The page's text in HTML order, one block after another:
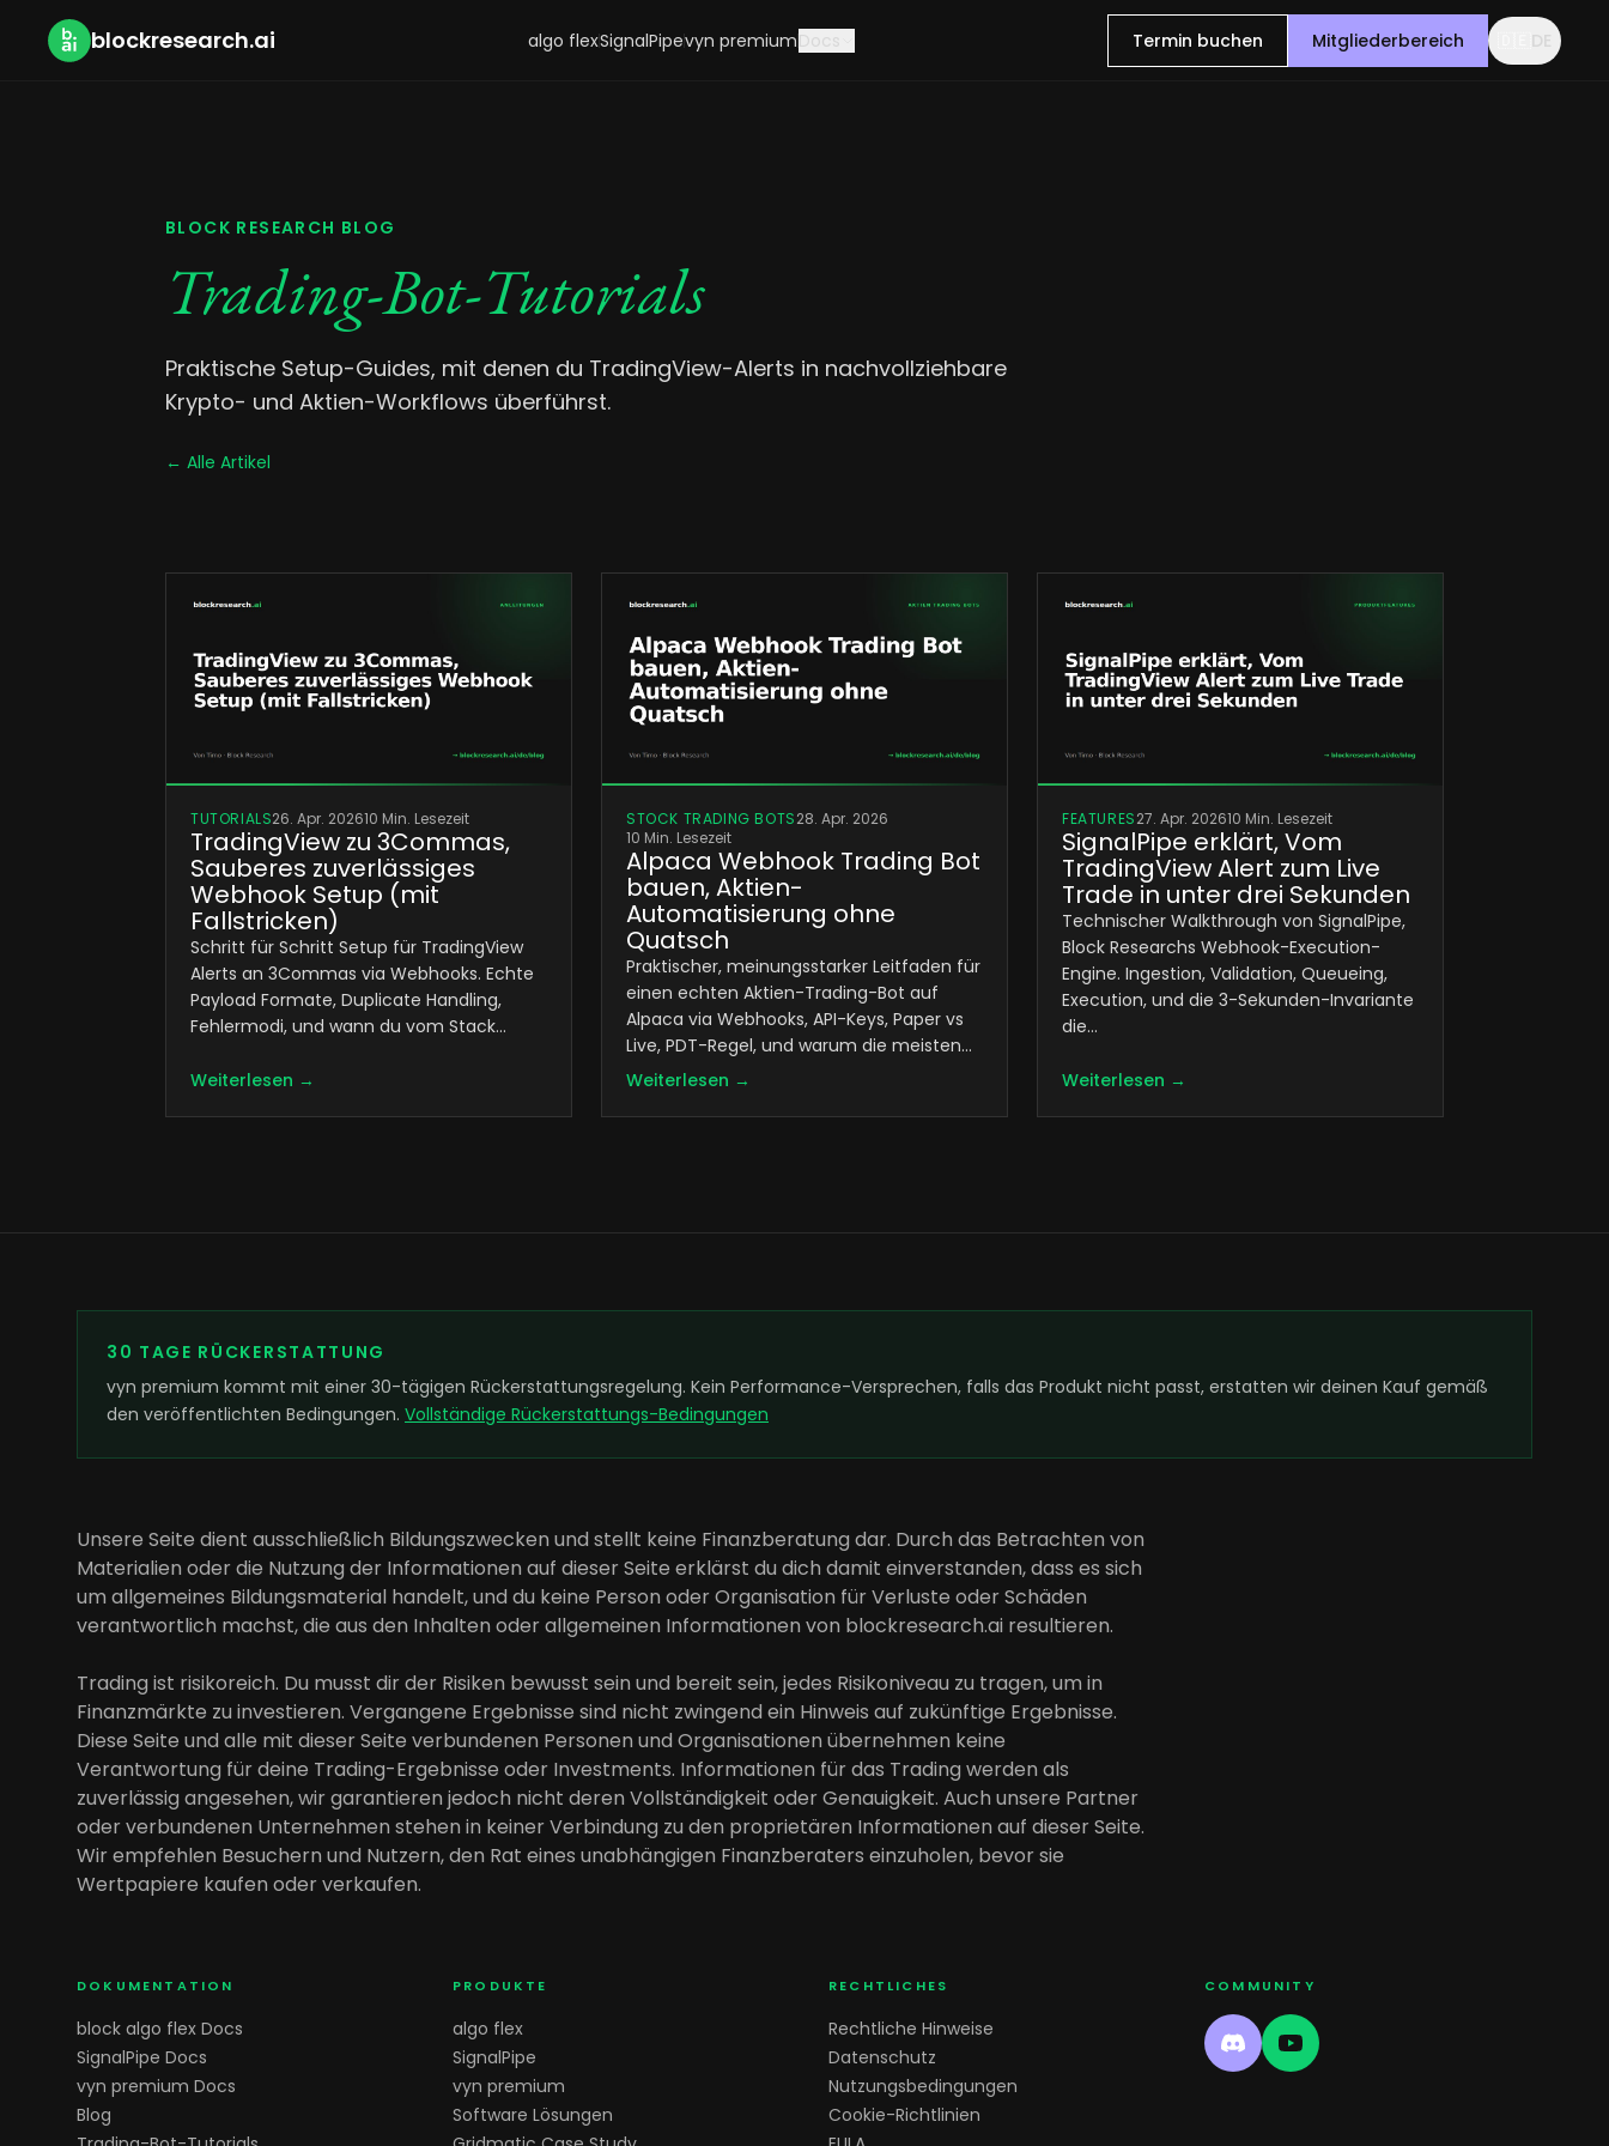
blockresearch.ai algo flexSignalPipevyn premium Termin buchen Mitgliederbereich
BLOCK RESEARCH BLOG
Trading-Bot-Tutorials
Praktische Setup-Guides, mit denen du TradingView-Alerts in nachvollziehbare
Krypto- und Aktien-Workflows überführst.
← Alle Artikel
TUTORIALS26. Apr. 202610 Min. Lesezeit
TradingView zu 3Commas,
Sauberes zuverlässiges
Webhook Setup (mit
Fallstricken)
Schritt für Schritt Setup für TradingView
Alerts an 3Commas via Webhooks. Echte
Payload Formate, Duplicate Handling,
Fehlermodi, und wann du vom Stack…
Weiterlesen →
STOCK TRADING BOTS28. Apr. 2026
10 Min. Lesezeit
Alpaca Webhook Trading Bot
bauen, Aktien-
Automatisierung ohne
Quatsch
Praktischer, meinungsstarker Leitfaden für
einen echten Aktien-Trading-Bot auf
Alpaca via Webhooks, API-Keys, Paper vs
Live, PDT-Regel, und warum die meisten…
Weiterlesen →
FEATURES27. Apr. 202610 Min. Lesezeit
SignalPipe erklärt, Vom
TradingView Alert zum Live
Trade in unter drei Sekunden
Technischer Walkthrough von SignalPipe,
Block Researchs Webhook-Execution-
Engine. Ingestion, Validation, Queueing,
Execution, und die 3-Sekunden-Invariante
die…
Weiterlesen →
30 TAGE RÜCKERSTATTUNG
vyn premium kommt mit einer 30-tägigen Rückerstattungsregelung. Kein Performance-Versprechen, falls das Produkt nicht passt, erstatten wir deinen Kauf gemäß
den veröffentlichten Bedingungen. Vollständige Rückerstattungs-Bedingungen
Unsere Seite dient ausschließlich Bildungszwecken und stellt keine Finanzberatung dar. Durch das Betrachten von
Materialien oder die Nutzung der Informationen auf dieser Seite erklärst du dich damit einverstanden, dass es sich
um allgemeines Bildungsmaterial handelt, und du keine Person oder Organisation für Verluste oder Schäden
verantwortlich machst, die aus den Inhalten oder allgemeinen Informationen von blockresearch.ai resultieren.
Trading ist risikoreich. Du musst dir der Risiken bewusst sein und bereit sein, jedes Risikoniveau zu tragen, um in
Finanzmärkte zu investieren. Vergangene Ergebnisse sind nicht zwingend ein Hinweis auf zukünftige Ergebnisse.
Diese Seite und alle mit dieser Seite verbundenen Personen und Organisationen übernehmen keine
Verantwortung für deine Trading-Ergebnisse oder Investments. Informationen für das Trading werden als
zuverlässig angesehen, wir garantieren jedoch nicht deren Vollständigkeit oder Genauigkeit. Auch unsere Partner
oder verbundenen Unternehmen stehen in keiner Verbindung zu den proprietären Informationen auf dieser Seite.
Wir empfehlen Besuchern und Nutzern, den Rat eines unabhängigen Finanzberaters einzuholen, bevor sie
Wertpapiere kaufen oder verkaufen.
DOKUMENTATION
block algo flex Docs
SignalPipe Docs
vyn premium Docs
Blog
PRODUKTE
algo flex
SignalPipe
vyn premium
Software Lösungen
RECHTLICHES
Rechtliche Hinweise
Datenschutz
Nutzungsbedingungen
Cookie-Richtlinien
COMMUNITY